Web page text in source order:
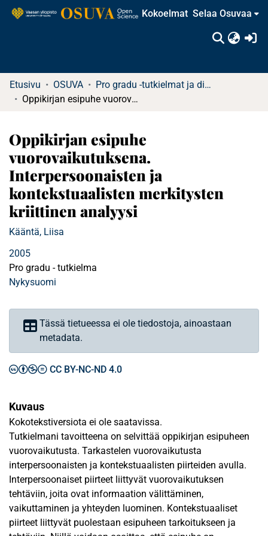
Kokoelmat Selaa Osuvaa
Etusivu OSUVA
Pro gradu -tutkielmat ja diplomityöt
Oppikirjan esipuhe vuorovaikutuksena. Interpersoonaisten ja kontekstuaalisten merkitysten kriittinen analyysi
Oppikirjan esipuhe
vuorovaikutuksena.
Interpersoonaisten ja
kontekstuaalisten merkitysten
kriittinen analyysi
Kääntä, Liisa
2005
Pro gradu - tutkielma
Nykysuomi
Tässä tietueessa ei ole tiedostoja, ainoastaan
metadata.
CC BY-NC-ND 4.0
Kuvaus
Kokotekstiversiota ei ole saatavissa.
Tutkielmani tavoitteena on selvittää oppikirjan esipuheen
vuorovaikutusta. Tarkastelen vuorovaikutusta
interpersoonaisten ja kontekstuaalisten piirteiden avulla.
Interpersoonaiset piirteet liittyvät vuorovaikutuksen
tehtäviin, joita ovat informaation välittäminen,
vaikuttaminen ja yhteyden luominen. Kontekstuaaliset
piirteet liittyvät puolestaan esipuheen tarkoitukseen ja